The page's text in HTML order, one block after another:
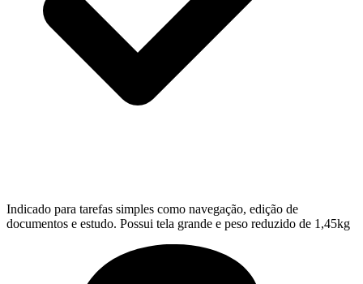
Indicado para tarefas simples como navegação, edição de
documentos e estudo. Possui tela grande e peso reduzido de 1,45kg